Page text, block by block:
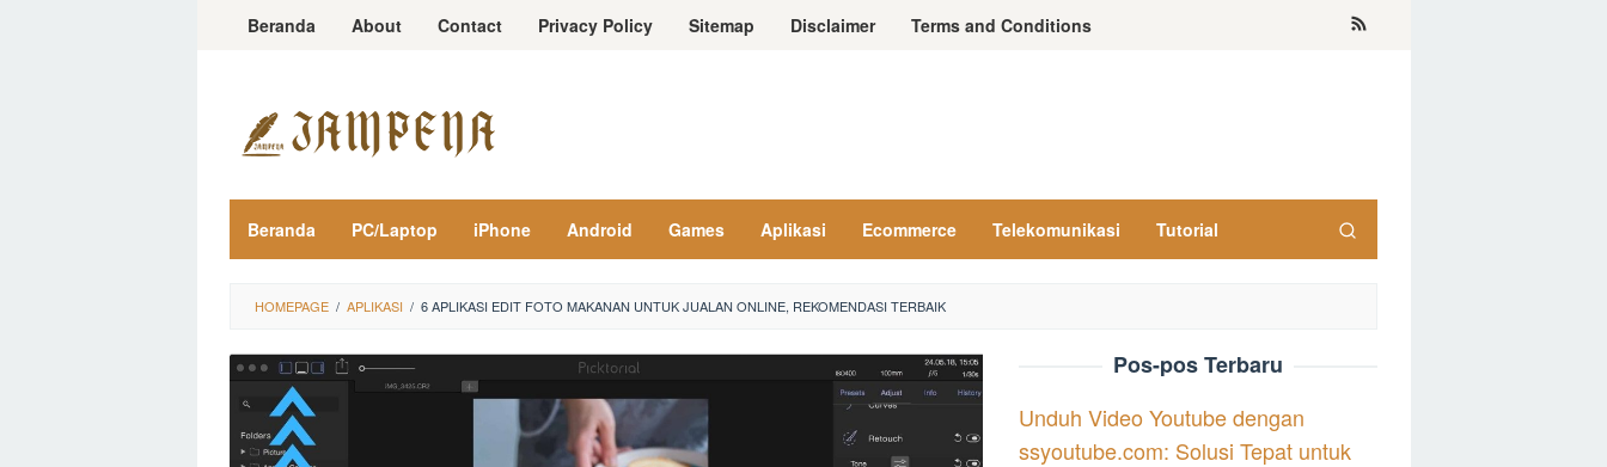
LoncatBeranda About Contact Privacy Policy Sitemap Disclaimer Terms and Conditions
Beranda PC/Laptop iPhone Android Games Aplikasi Ecommerce Telekomunikasi Tutorial
HOMEPAGE / APLIKASI / 6 APLIKASI EDIT FOTO MAKANAN UNTUK JUALAN ONLINE, REKOMENDASI TERBAIK
Pos-pos Terbaru
Unduh Video Youtube dengan
ssyoutube.com: Solusi Tepat untuk